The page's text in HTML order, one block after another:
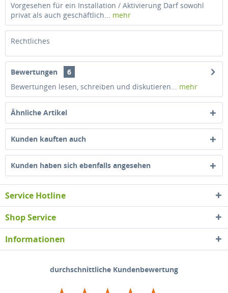
Vorgesehen für ein Installation / Aktivierung Darf sowohl
privat als auch geschäftlich... mehr
Rechtliches
Bewertungen
6
Bewertungen lesen, schreiben und diskutieren... mehr
Ähnliche Artikel
Kunden kauften auch
Kunden haben sich ebenfalls angesehen
Service Hotline
Shop Service
Informationen
durchschnittliche Kundenbewertung